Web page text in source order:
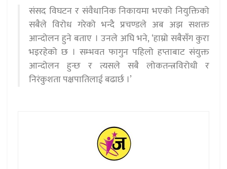
संसद विघटन र संवैधानिक निकायमा भएको नियुक्तिको
सबैले विरोध गरेको भन्दै प्रचण्डले अब अझ सशक्त
आन्दोलन हुने बताए । उनले अघि भने, ‘हाम्रो सबैसँग कुरा
भइरहेको छ । सम्भवत फागुन पहिलो हप्ताबाट संयुक्त
आन्दोलन हुन्छ र त्यसले सबै लोकतन्त्रविरोधी र
निरंकुशता पक्षपातिलाई बढार्छ ।’